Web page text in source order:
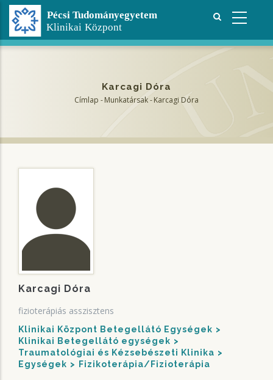
Ugrás
tartalomra
Karcagi Dóra
Címlap -Munkatársak-Karcagi Dóra
Karcagi Dóra
fizioterápiás asszisztens
Klinikai Központ Betegellátó Egységek
Klinikai Betegellátó egységek
Traumatológiai és Kézsebészeti Klinika
Egységek
Fizikoterápia/Fizioterápia